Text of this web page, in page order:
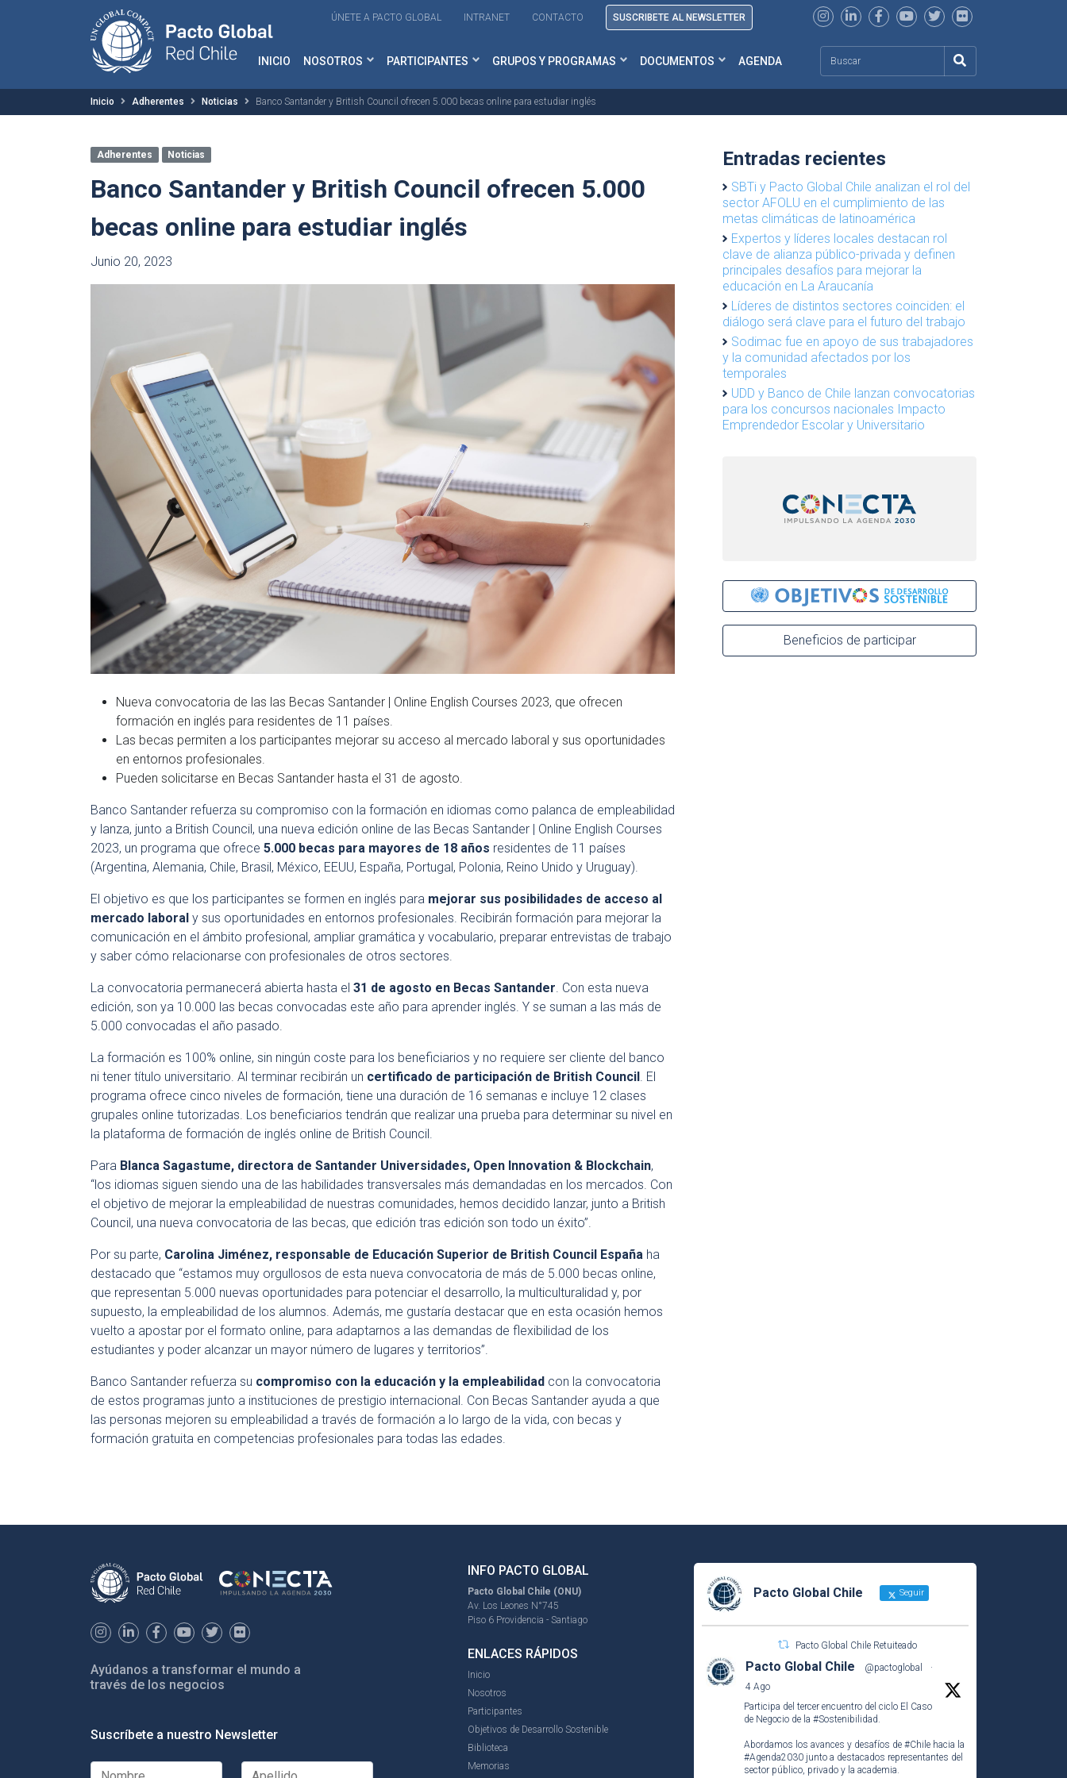
ÚNETE A PACTO GLOBAL INTRANET CONTACTO SUSCRIBETE AL NEWSLETTER
INICIO NOSOTROS PARTICIPANTES GRUPOS Y PROGRAMAS DOCUMENTOS AGENDA
Inicio Adherentes Noticias Banco Santander y British Council ofrecen 5.000 becas online para estudiar inglés
Adherentes Noticias
Banco Santander y British Council ofrecen 5.000
becas online para estudiar inglés
Junio 20, 2023
Nueva convocatoria de las las Becas Santander | Online English Courses 2023, que ofrecen
formación en inglés para residentes de 11 países.
Las becas permiten a los participantes mejorar su acceso al mercado laboral y sus oportunidades
en entornos profesionales.
Pueden solicitarse en Becas Santander hasta el 31 de agosto.
Banco Santander refuerza su compromiso con la formación en idiomas como palanca de empleabilidad
y lanza, junto a British Council, una nueva edición online de las Becas Santander | Online English Courses
2023, un programa que ofrece 5.000 becas para mayores de 18 años residentes de 11 países
(Argentina, Alemania, Chile, Brasil, México, EEUU, España, Portugal, Polonia, Reino Unido y Uruguay).
El objetivo es que los participantes se formen en inglés para mejorar sus posibilidades de acceso al
mercado laboral y sus oportunidades en entornos profesionales. Recibirán formación para mejorar la
comunicación en el ámbito profesional, ampliar gramática y vocabulario, preparar entrevistas de trabajo
y saber cómo relacionarse con profesionales de otros sectores.
La convocatoria permanecerá abierta hasta el 31 de agosto en Becas Santander. Con esta nueva
edición, son ya 10.000 las becas convocadas este año para aprender inglés. Y se suman a las más de
5.000 convocadas el año pasado.
La formación es 100% online, sin ningún coste para los beneficiarios y no requiere ser cliente del banco
ni tener título universitario. Al terminar recibirán un certificado de participación de British Council . El
programa ofrece cinco niveles de formación, tiene una duración de 16 semanas e incluye 12 clases
grupales online tutorizadas. Los beneficiarios tendrán que realizar una prueba para determinar su nivel en
la plataforma de formación de inglés online de British Council.
Para Blanca Sagastume, directora de Santander Universidades, Open Innovation & Blockchain,
“los idiomas siguen siendo una de las habilidades transversales más demandadas en los mercados. Con
el objetivo de mejorar la empleabilidad de nuestras comunidades, hemos decidido lanzar, junto a British
Council, una nueva convocatoria de las becas, que edición tras edición son todo un éxito”.
Por su parte, Carolina Jiménez, responsable de Educación Superior de British Council España ha
destacado que “estamos muy orgullosos de esta nueva convocatoria de más de 5.000 becas online,
que representan 5.000 nuevas oportunidades para potenciar el desarrollo, la multiculturalidad y, por
supuesto, la empleabilidad de los alumnos. Además, me gustaría destacar que en esta ocasión hemos
vuelto a apostar por el formato online, para adaptarnos a las demandas de flexibilidad de los
estudiantes y poder alcanzar un mayor número de lugares y territorios”.
Banco Santander refuerza su compromiso con la educación y la empleabilidad con la convocatoria
de estos programas junto a instituciones de prestigio internacional. Con Becas Santander ayuda a que
las personas mejoren su empleabilidad a través de formación a lo largo de la vida, con becas y
formación gratuita en competencias profesionales para todas las edades.
Entradas recientes
SBTi y Pacto Global Chile analizan el rol del
sector AFOLU en el cumplimiento de las
metas climáticas de latinoamérica
Expertos y líderes locales destacan rol
clave de alianza público-privada y definen
principales desafíos para mejorar la
educación en La Araucanía
Líderes de distintos sectores coinciden: el
diálogo será clave para el futuro del trabajo
Sodimac fue en apoyo de sus trabajadores
y la comunidad afectados por los
temporales
UDD y Banco de Chile lanzan convocatorias
para los concursos nacionales Impacto
Emprendedor Escolar y Universitario
Beneficios de participar
Ayúdanos a transformar el mundo a
través de los negocios
Suscríbete a nuestro Newsletter
INFO PACTO GLOBAL
Pacto Global Chile (ONU)
Av. Los Leones N°745
Piso 6 Providencia - Santiago
ENLACES RÁPIDOS
Inicio
Nosotros
Participantes
Objetivos de Desarrollo Sostenible
Biblioteca
Memorias
Pacto Global Chile Seguir
Pacto Global Chile Retuiteado
Pacto Global Chile @pactoglobal
·
4 Ago
Participa del tercer encuentro del ciclo El Caso
de Negocio de la #Sostenibilidad.
Abordamos los avances y desafíos de #Chile hacia la
#Agenda2030 junto a destacados representantes del
sector público, privado y la academia.